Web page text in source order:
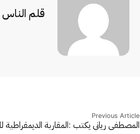
قلم الناس
Previous Article
المصطفى رياني يكتب :المقاربة الديمقراطية